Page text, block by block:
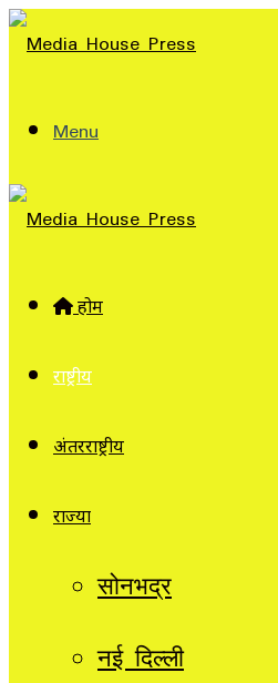
Menu
होम
राष्ट्रीय
अंतरराष्ट्रीय
राज्यों
सोनभद्र
नई दिल्ली